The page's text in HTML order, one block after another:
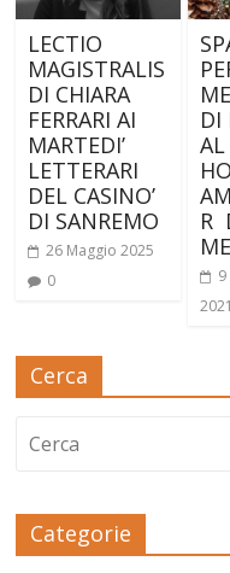
LECTIO
MAGISTRALIS
DI CHIARA
FERRARI AI
MARTEDI’
LETTERARI
DEL CASINO’
DI SANREMO
26 Maggio 2025
0
DI
R
2021
Cerca
Categorie